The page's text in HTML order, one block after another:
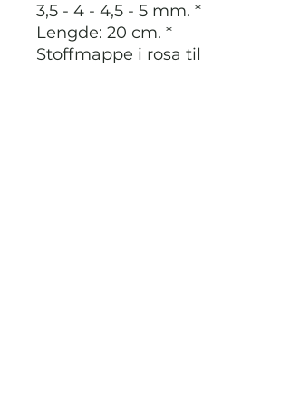
3,5 - 4 - 4,5 - 5 mm. *
Lengde: 20 cm. *
Stoffmappe i rosa til